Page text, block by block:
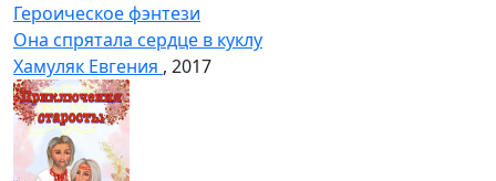
Героическое фэнтези
Она спрятала сердце в куклу
Хамуляк Евгения , 2017